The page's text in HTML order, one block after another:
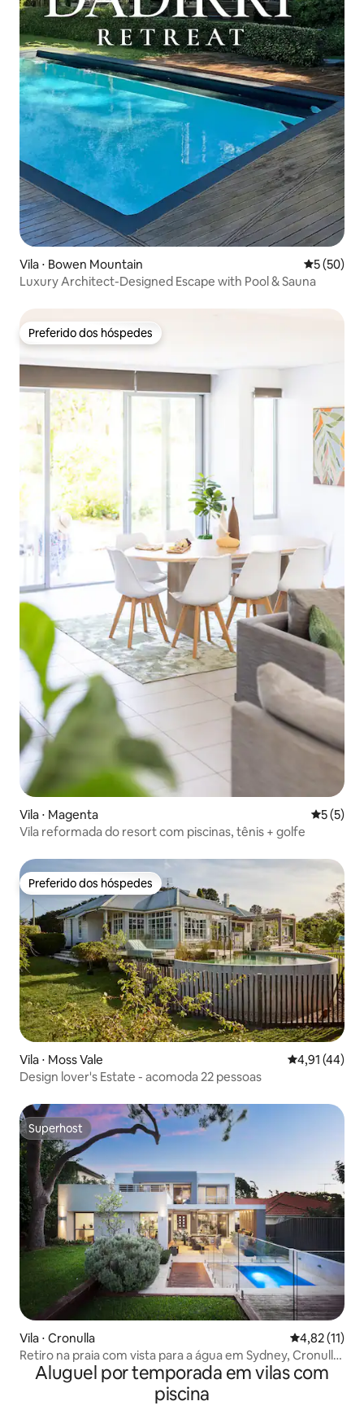
Vila ⋅ Bowen Mountain 5 de uma
5 (50)
Luxury Architect-Designed Escape with Pool & Sauna
Preferido dos hóspedes
Preferido dos hóspedes
Vila ⋅ Magenta 5 de
5 (5)
Vila reformada do resort com piscinas, tênis + golfe
Preferido dos hóspedes
Preferido dos hóspedes
Vila ⋅ Moss Vale 4,91 de uma
4,91 (44)
Design lover's Estate - acomoda 22 pessoas
Superhost
Superhost
Vila ⋅ Cronulla 4,82 de uma
4,82 (11)
Retiro na praia com vista para a água em Sydney, Cronulla,
carro, CBD
Aluguel por temporada em vilas com
piscina